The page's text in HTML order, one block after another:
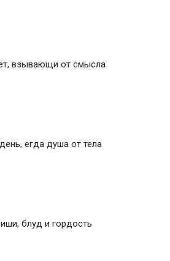
взывающи от смысла
егда душа от тела
блуд и гордость